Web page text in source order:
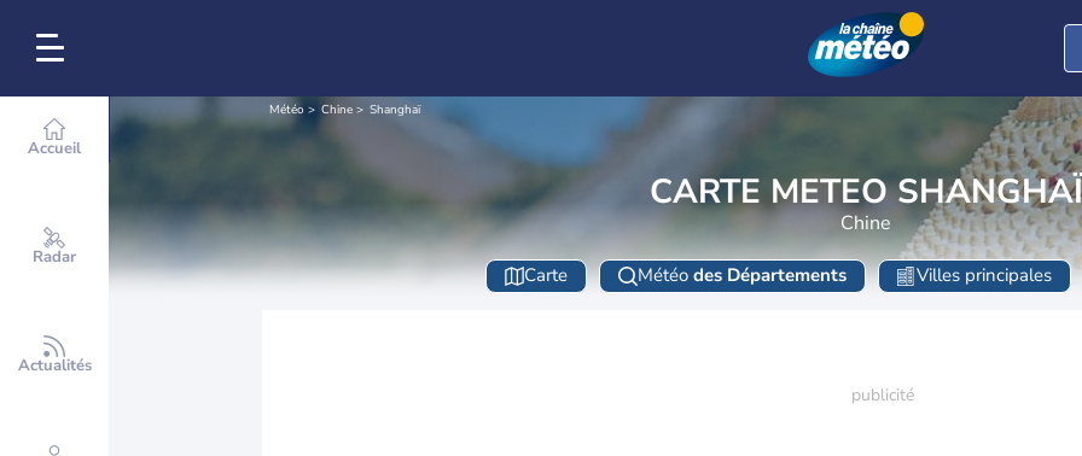
Accueil
Radar
Actualités
Météo Chine Shanghaï
CARTE METEO SHANGHAÏ
Chine
Carte Météo des Départements Villes principales